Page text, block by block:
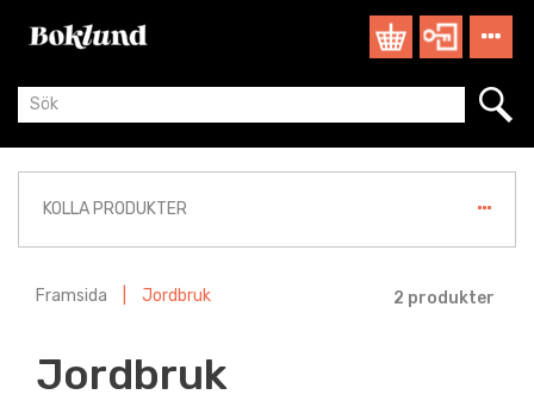
KOLLA PRODUKTER
Framsida Jordbruk 2 produkter
Jordbruk